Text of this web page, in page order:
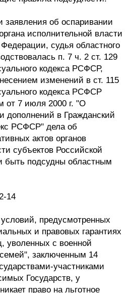
заявления об оспаривании
исполнительной власти
судья областного
п. 7 ч. 2 ст. 129
кодекса РСФСР,
изменений в ст. 115
кодекса РСФСР
от 7 июля 2000 г. "О
дополнений в Гражданский
РСФСР" дела об
актов органов
субъектов Российской
быть подсудны областным
14
предусмотренных
и правовых гарантиях
уволенных с военной
заключенным 14
участниками
Государств, у
право на льготное